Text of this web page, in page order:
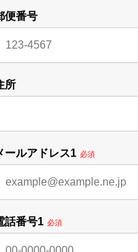
便番号
所
ールアドレス1 必須
話番号1 必須